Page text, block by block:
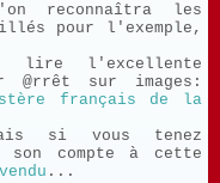
reconnaîtra les
pour l'exemple,
lire l'excellente
@rrêt sur images:
français de la
si vous tenez
son compte à cette
vendu ...